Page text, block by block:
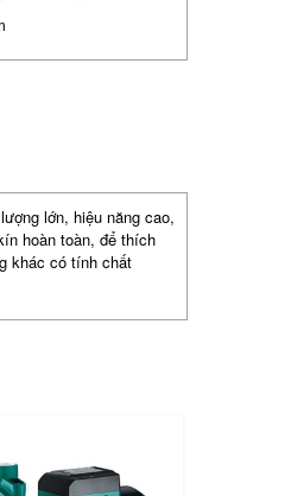
lớn, hiệu năng cao,
hoàn toàn, để thích
khác có tính chất